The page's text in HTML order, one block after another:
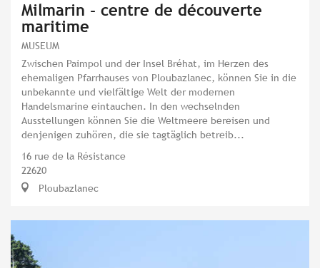
Milmarin - centre de découverte
maritime
MUSEUM
Zwischen Paimpol und der Insel Bréhat, im Herzen des
ehemaligen Pfarrhauses von Ploubazlanec, können Sie in die
unbekannte und vielfältige Welt der modernen
Handelsmarine eintauchen. In den wechselnden
Ausstellungen können Sie die Weltmeere bereisen und
denjenigen zuhören, die sie tagtäglich betreib...
16 rue de la Résistance
22620
Ploubazlanec